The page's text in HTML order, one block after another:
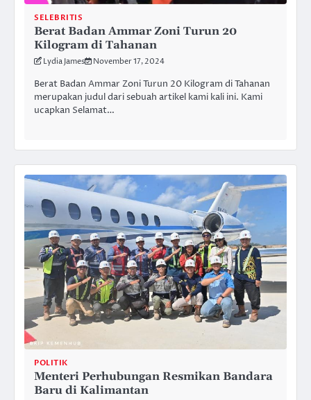
SELEBRITIS
Berat Badan Ammar Zoni Turun 20
Kilogram di Tahanan
Lydia James November 17, 2024
Berat Badan Ammar Zoni Turun 20 Kilogram di Tahanan
merupakan judul dari sebuah artikel kami kali ini. Kami
ucapkan Selamat…
POLITIK
Menteri Perhubungan Resmikan Bandara
Baru di Kalimantan